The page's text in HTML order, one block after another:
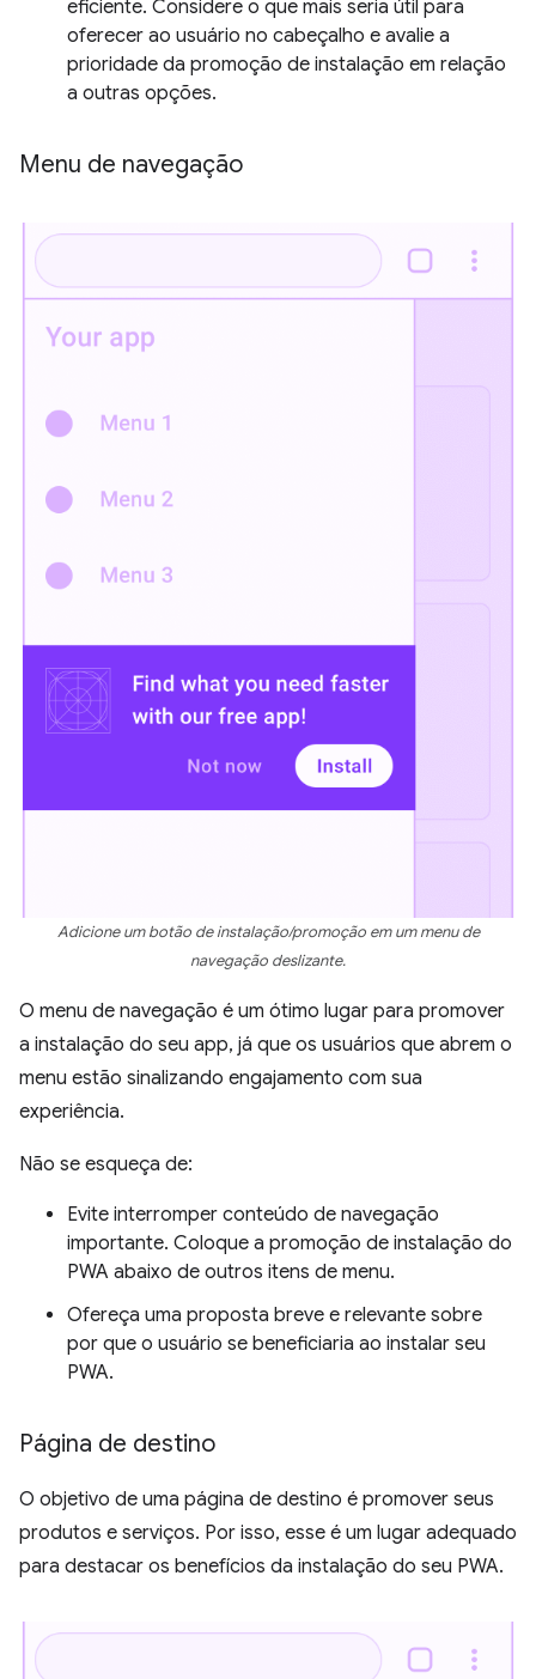
eficiente. Considere o que mais seria útil para
oferecer ao usuário no cabeçalho e avalie a
prioridade da promoção de instalação em relação
a outras opções.
Menu de navegação
Adicione um botão de instalação/promoção em um menu de
navegação deslizante.
O menu de navegação é um ótimo lugar para promover
a instalação do seu app, já que os usuários que abrem o
menu estão sinalizando engajamento com sua
experiência.
Não se esqueça de:
Evite interromper conteúdo de navegação
importante. Coloque a promoção de instalação do
PWA abaixo de outros itens de menu.
Ofereça uma proposta breve e relevante sobre
por que o usuário se beneficiaria ao instalar seu
PWA.
Página de destino
O objetivo de uma página de destino é promover seus
produtos e serviços. Por isso, esse é um lugar adequado
para destacar os benefícios da instalação do seu PWA.